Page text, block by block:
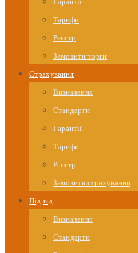
Тарифи
Реєстр
Замовити торги
Страхування
Визначення
Стандарти
Гарантії
Тарифи
Реєстр
Замовити страхування
Підряд
Визначення
Стандарти